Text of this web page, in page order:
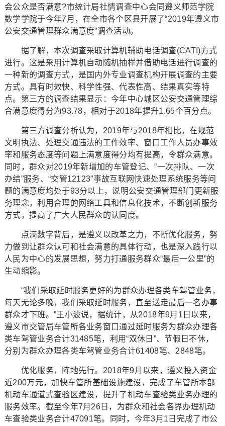
会公众是否满意?市统计局社情调查中心会同遵义师范学院
数学学院于今年7月，在全市各个区县开展了“2019年遵义市
公安交通管理群众满意度”调查活动。
据了解，本次调查采取计算机辅助电话调查(CATI)方式
进行。这是采用计算机自动随机抽样并借助电话进行调查的
一种新的调查方式，是国内外专业调查机构开展调查的主要
方式。具有时效快、科学性强、代表性高、结果真实等特
点。第三方的调查结果显示：今年中心城区公安交通管理综
合满意度得分为93.78，相对于2018年提升1.65个百分点。
第三方调查分析认为，2019年与2018年相比，在规范
文明执法、处理交通违法的工作效率、窗口工作人员办事效
率和服务态度等问题上满意度得分均有提高，令群众满意。
同时，群众对2019年新增加的车管登记、“一次排队、一次
办结”服务、“交管12123”事故互联网快速处理系统服务等问
题的满意度均处于93分以上，说明公安交通管理部门更新服
务理念，利用合理的网络工具和信息化技术，不断创新服务
方式，提高了广大人民群众的认同度。
点滴数字背后，是遵义以改革之力，不断优化服务，努
力做到让群众认可和社会满意的具体行动，也是深入践行以
人民为中心的发展思想，努力打通服务群众“最后一公里”的
生动缩影。
“我们采取延时服务更好的为群众办理各类车驾管业务，
每天无论多晚，我们采取延时服务，直至送走最后一名办事
群众才下班。”王小波说，据统计，从2018年9月1日以来，
遵义市交管局车管所各业务窗口通过延时服务为群众办理各
类车驾管业务合计31485笔，利用“双休日”、节假日不休，
分别为群众办理各类车驾管业务合计61408笔、2848笔。
优化服务，阵地先行。2018年9月以来，遵义投入资金
近200万元，加快车管所基础设施建设，完成了车管所本部
机动车通道式查验区建设，提升了机动车查验类业务办理的
服务效率。截至今年7月26日，为群众和社会各界办理机动
车查验类业务合计47091笔。同时，今年3月1日完成了市公